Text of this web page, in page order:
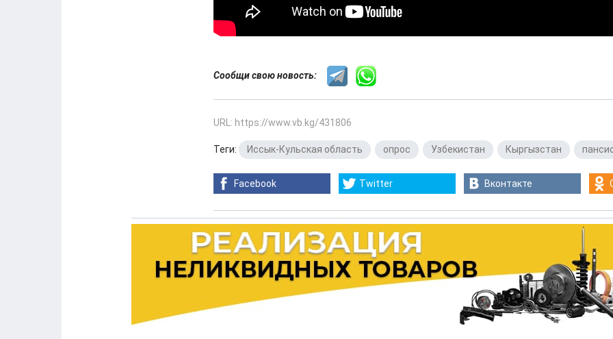
Сообщи свою новость:
URL: https://www.vb.kg/431806
Теги: Иссык-Кульская область опрос Узбекистан Кыргызстан
Facebook Twitter Вконтакте